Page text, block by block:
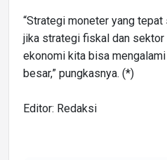
“Strategi moneter yang tepat
jika strategi fiskal dan
ekonomi kita bisa
besar,” pungkasnya. (*)
Editor: Redaksi